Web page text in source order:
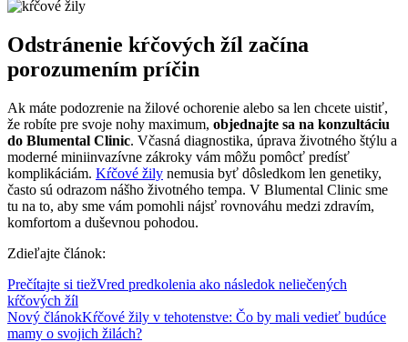
Odstránenie kŕčových žíl začína
porozumením príčin
Ak máte podozrenie na žilové ochorenie alebo sa len chcete uistiť,
že robíte pre svoje nohy maximum, objednajte sa na konzultáciu
do Blumental Clinic. Včasná diagnostika, úprava životného štýlu a
moderné miniinvazívne zákroky vám môžu pomôcť predísť
komplikáciám. Kŕčové žily nemusia byť dôsledkom len genetiky,
často sú odrazom nášho životného tempa. V Blumental Clinic sme
tu na to, aby sme vám pomohli nájsť rovnováhu medzi zdravím,
komfortom a duševnou pohodou.
Zdieľajte článok:
Prečítajte si tiežVred predkolenia ako následok neliečených
kŕčových žíl
Nový článokKŕčové žily v tehotenstve: Čo by mali vedieť budúce
mamy o svojich žilách?